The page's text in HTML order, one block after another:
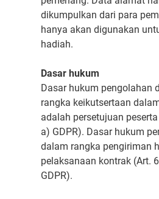
dikumpulkan dari para
hanya akan digunakan
hadiah.
Dasar hukum
Dasar hukum pengolahan
rangka keikutsertaan
adalah persetujuan
a) GDPR). Dasar hukum
dalam rangka pengiriman
pelaksanaan kontrak (Art.
GDPR).